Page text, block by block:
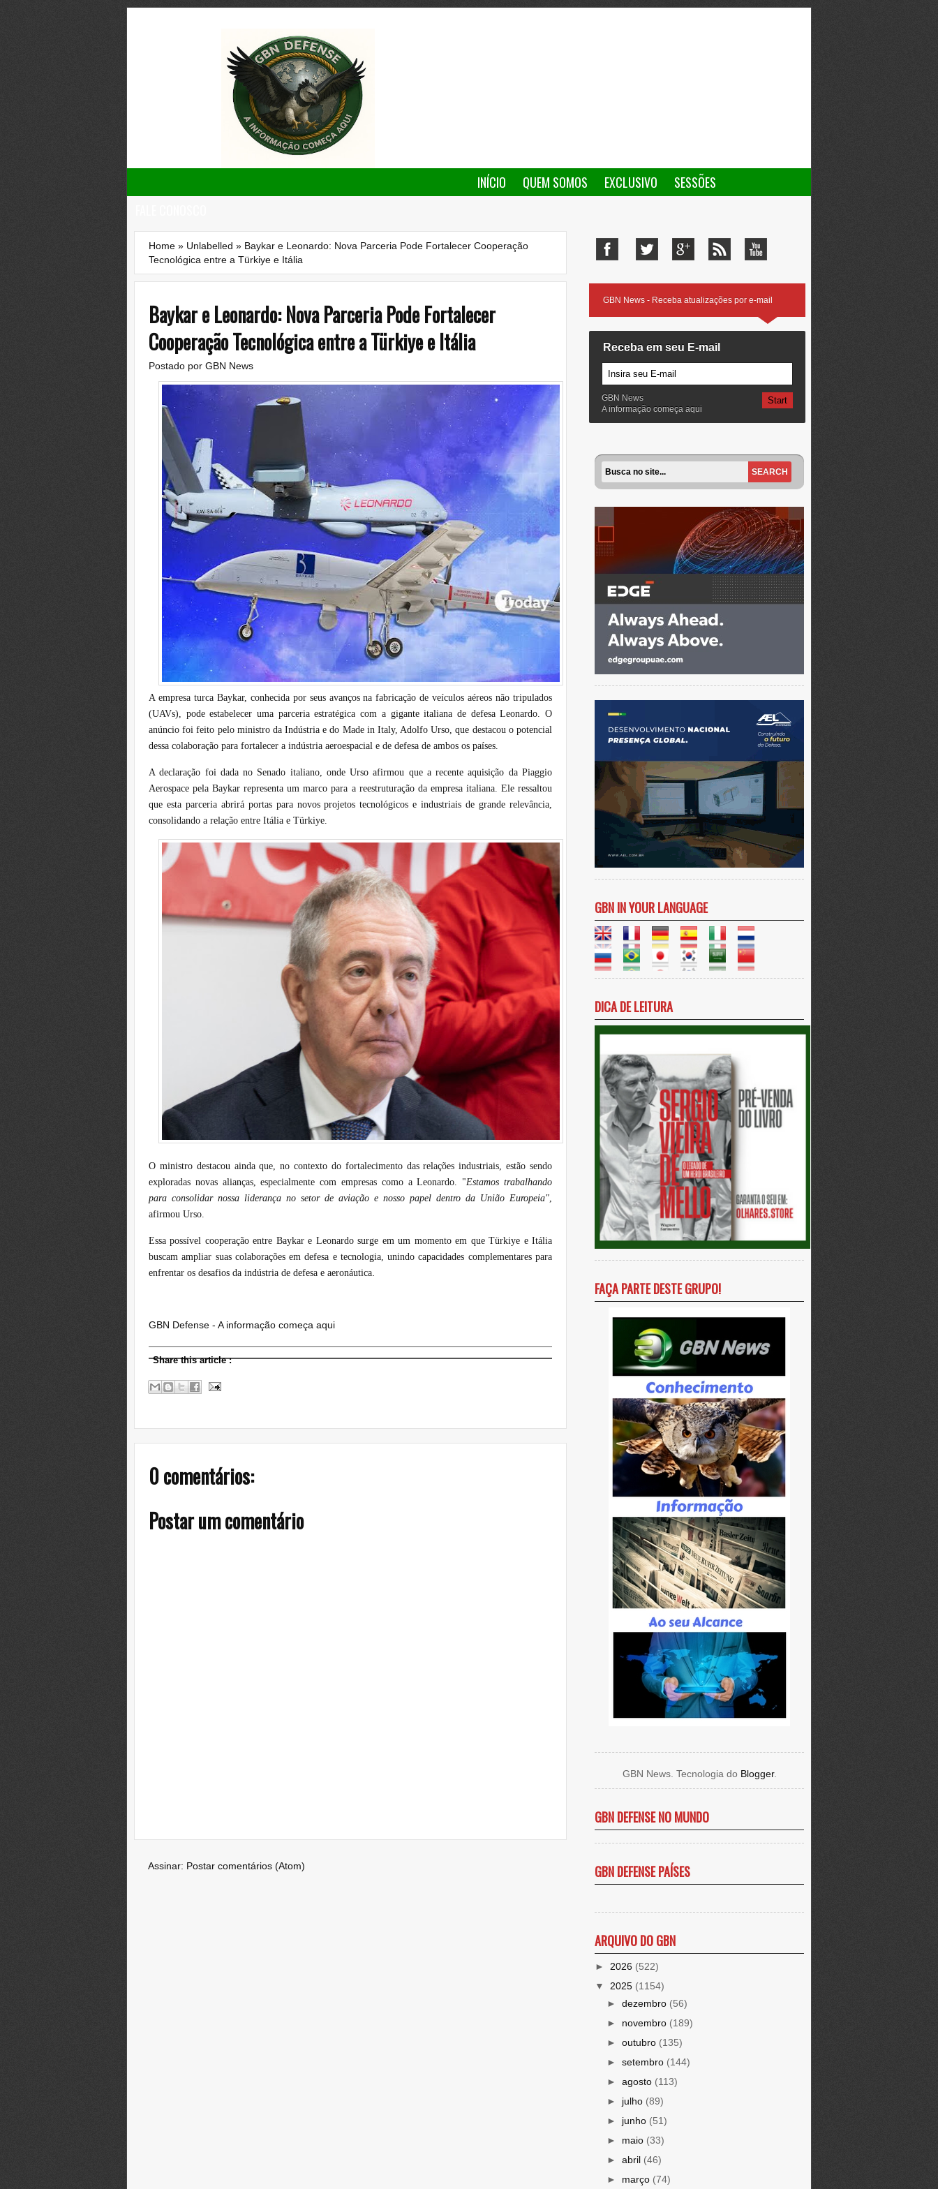
INÍCIO QUEM SOMOS EXCLUSIVO
SESSÕES
Home » Unlabelled » Baykar e Leonardo: Nova Parceria Pode Fortalecer Cooperação
Tecnológica entre a Türkiye e Itália
Baykar e Leonardo: Nova Parceria Pode Fortalecer
Cooperação Tecnológica entre a Türkiye e Itália
Postado por GBN News
A empresa turca Baykar, conhecida por seus avanços na fabricação de veículos aéreos não tripulados
(UAVs), pode estabelecer uma parceria estratégica com a gigante italiana de defesa Leonardo. O
anúncio foi feito pelo ministro da Indústria e do Made in Italy, Adolfo Urso, que destacou o potencial
dessa colaboração para fortalecer a indústria aeroespacial e de defesa de ambos os países.
A declaração foi dada no Senado italiano, onde Urso afirmou que a recente aquisição da Piaggio
Aerospace pela Baykar representa um marco para a reestruturação da empresa italiana. Ele ressaltou
que esta parceria abrirá portas para novos projetos tecnológicos e industriais de grande relevância,
consolidando a relação entre Itália e Türkiye.
O ministro destacou ainda que, no contexto do fortalecimento das relações industriais, estão sendo
exploradas novas alianças, especialmente com empresas como a Leonardo. "Estamos trabalhando
para consolidar nossa liderança no setor de aviação e nosso papel dentro da União Europeia"
afirmou Urso.
Essa possível cooperação entre Baykar e Leonardo surge em um momento em que Türkiye e Itália
buscam ampliar suas colaborações em defesa e tecnologia, unindo capacidades complementares para
enfrentar os desafios da indústria de defesa e aeronáutica
GBN Defense - A informação começa aqui
Share this article:
0 comentários:
Postar um comentário
Assinar: Postar comentários (Atom)
GBN News - Receba atualizações por e-mail
Receba em seu E-mail
GBN News
A informação começa aqui
GBN IN YOUR LANGUAGE
DICA DE LEITURA
FAÇA PARTE DESTE GRUPO!
GBN News. Tecnologia do Blogger.
GBN DEFENSE NO MUNDO
GBN DEFENSE PAÍSES
ARQUIVO DO GBN
► 2026 (522)
▼ 2025 (1154)
► dezembro (56)
► novembro (189)
► outubro (135)
► setembro (144)
► agosto (113)
► julho (89)
► junho (51)
► maio (33)
► abril (46)
► março (74)